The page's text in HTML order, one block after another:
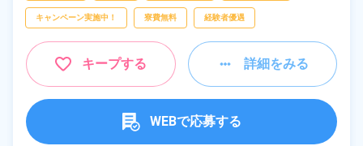
キャンペーン実施中！ 寮費無料 経験者優遇
キープする 詳細をみる
WEBで応募する